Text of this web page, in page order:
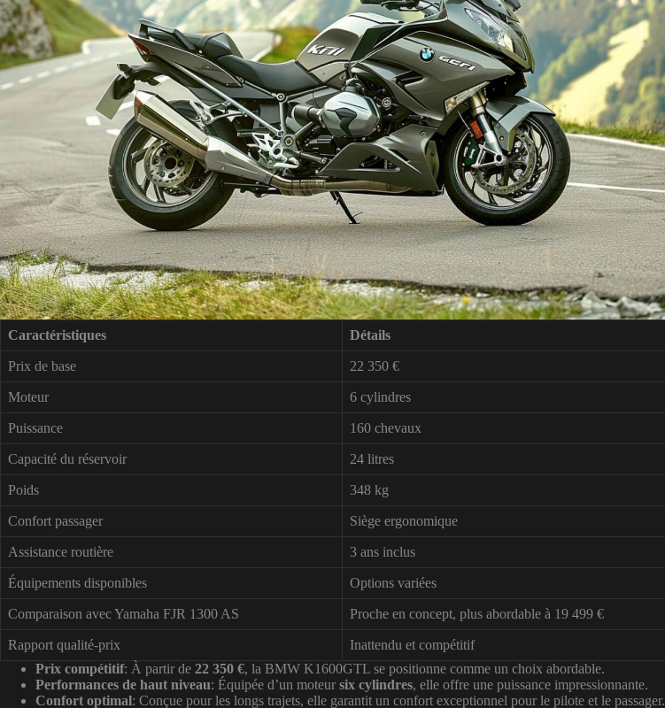
Caractéristiques Détails
Prix de base 22 350 €
Moteur 6 cylindres
Puissance 160 chevaux
Capacité du réservoir 24 litres
Poids 348 kg
Confort passager Siège ergonomique
Assistance routière 3 ans inclus
Équipements disponibles Options variées
Comparaison avec Yamaha FJR 1300 AS Proche en concept, plus abordable à 19 499 €
Rapport qualité-prix
Inattendu et compétitif
Prix compétitif: À partir de 22 350 €, la BMW K1600GTL se positionne comme un choix abordable.
Performances de haut niveau: Équipée d’un moteur six cylindres, elle offre une puissance impressionnante.
Confort optimal: Conçue pour les longs trajets, elle garantit un confort exceptionnel pour le pilote et le passager.